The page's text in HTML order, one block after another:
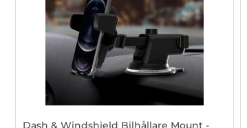
Dash & Windshield Bilhållare Mount -